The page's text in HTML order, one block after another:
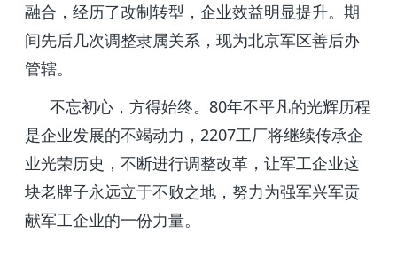
融合，经历了改制转型，企业效益明显提升。期
间先后几次调整隶属关系，现为北京军区善后办
管辖。
不忘初心，方得始终。80年不平凡的光辉历程
是企业发展的不竭动力，2207工厂将继续传承企
业光荣历史，不断进行调整改革，让军工企业这
块老牌子永远立于不败之地，努力为强军兴军贡
献军工企业的一份力量。